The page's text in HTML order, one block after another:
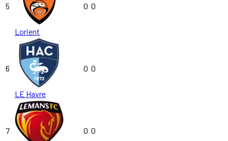
5
Lorient
0 0
6
LE Havre
0 0
7 0 0